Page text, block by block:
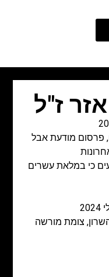
ז"ל
, פרסום מודעת אבל
כי במלאת עשרים